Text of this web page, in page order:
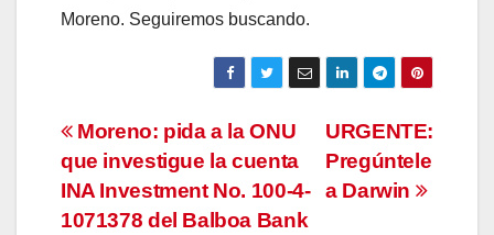
Moreno. Seguiremos buscando.
Navegación
de
entradas
URGENTE:
Pregúntele
a Darwin
Moreno: pida a la ONU
que investigue la cuenta
INA Investment No. 100-4-
1071378 del Balboa Bank